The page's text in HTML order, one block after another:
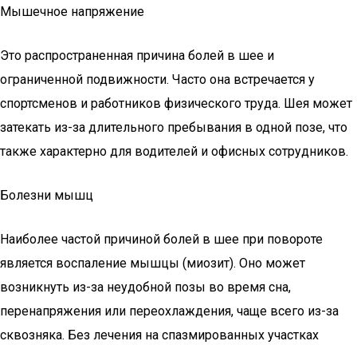
Мышечное напряжение
Это распространенная причина болей в шее и
ограниченной подвижности. Часто она встречается у
спортсменов и работников физического труда. Шея может
затекать из-за длительного пребывания в одной позе, что
также характерно для водителей и офисных сотрудников.
Болезни мышц
Наиболее частой причиной болей в шее при повороте
является воспаление мышцы (миозит). Оно может
возникнуть из-за неудобной позы во время сна,
перенапряжения или переохлаждения, чаще всего из-за
сквозняка. Без лечения на спазмированных участках